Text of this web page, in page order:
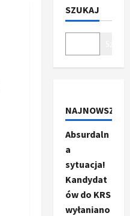
SZUKAJ
NAJNOWSZE
Absurdaln
a
sytuacja!
Kandydat
ów do KRS
wyłaniano